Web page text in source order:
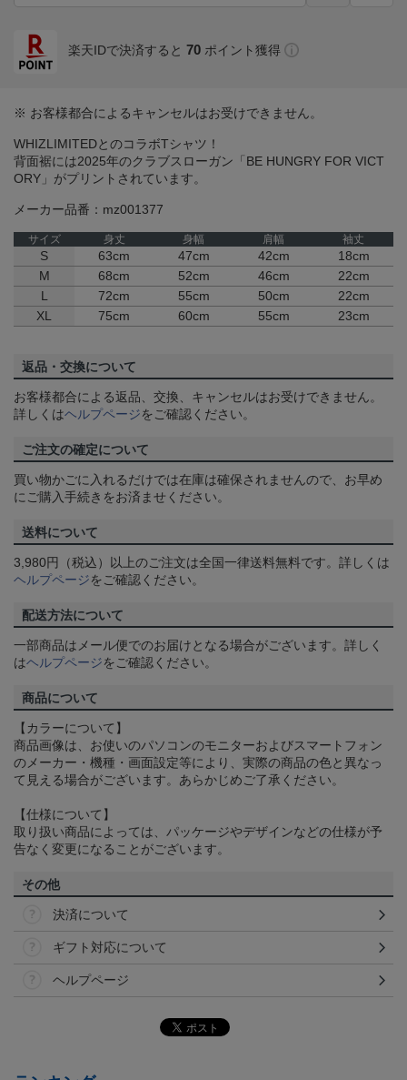
楽天IDで決済すると 70 ポイント獲得
※ お客様都合によるキャンセルはお受けできません。
WHIZLIMITEDとのコラボTシャツ！
背面裾には2025年のクラブスローガン「BE HUNGRY FOR VICT
ORY」がプリントされています。
メーカー品番：mz001377
サイズ 身丈 身幅 肩幅 袖丈
S 63cm 47cm 42cm
18cm
M
68cm 52cm 46cm
22cm
L
72cm 55cm 50cm
22cm
XL
75cm 60cm 55cm 23cm
返品・交換について
お客様都合による返品、交換、キャンセルはお受けできません。
詳しくはヘルプページをご確認ください。
ご注文の確定について
買い物かごに入れるだけでは在庫は確保されませんので、お早め
にご購入手続きをお済ませください。
送料について
3,980円（税込）以上のご注文は全国一律送料無料です。詳しくは
ヘルプページをご確認ください。
配送方法について
一部商品はメール便でのお届けとなる場合がございます。詳しく
はヘルプページをご確認ください。
商品について
【カラーについて】
商品画像は、お使いのパソコンのモニターおよびスマートフォン
のメーカー・機種・画面設定等により、実際の商品の色と異なっ
て見える場合がございます。あらかじめご了承ください。
【仕様について】
取り扱い商品によっては、パッケージやデザインなどの仕様が予
告なく変更になることがございます。
その他
決済について
ギフト対応について
ヘルプページ